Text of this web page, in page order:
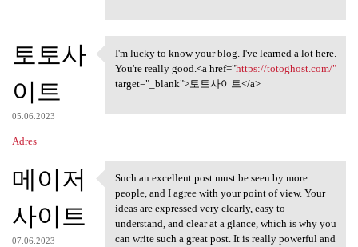
토토사
이트
05.06.2023
Adres
I'm lucky to know your blog.
I'm lucky to know your blog. I've learned a lot here.
You're really good.<a href="https://totoghost.com/"
target="_blank">토토사이트</a>
메이저
사이트
07.06.2023
Such an excellent post must
Such an excellent post must be seen by more
people, and I agree with your point of view. Your
ideas are expressed very clearly, easy to
understand, and clear at a glance, which is why you
can write such a great post. It is really powerful and